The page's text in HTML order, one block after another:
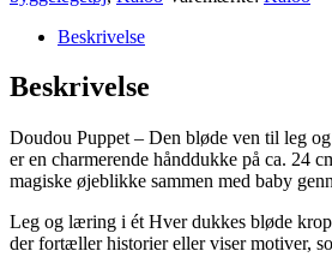
Beskrivelse
Beskrivelse
Doudou Puppet – Den bløde ven til leg
er en charmerende hånddukke på ca. 24
magiske øjeblikke sammen med baby
Leg og læring i ét Hver dukkes bløde
der fortæller historier eller viser motiver,